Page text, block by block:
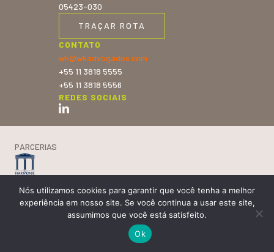
05423-030
TRAÇAR ROTA
CONTATO
wk@wkadvogados.com
+55 11 3818 5555
+55 11 3818 5556
REDES SOCIAIS
PARCERIAS
Ⓒ WK Advogados 2025 todos os direitos reservados
Nós utilizamos cookies para garantir que você tenha a melhor
experiência em nosso site. Se você continua a usar este site,
assumimos que você está satisfeito.
Ok